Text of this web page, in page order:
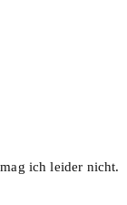
ich leider nicht.